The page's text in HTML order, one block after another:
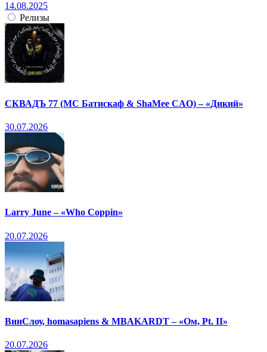
14.08.2025
Релизы
СКВАДЪ 77 (МС Батискаф & ShaMee CAO) – «Дикий»
30.07.2026
Larry June – «Who Coppin»
20.07.2026
ВинСлоу, homasapiens & MBAKARDT – «Ом, Pt. II»
20.07.2026